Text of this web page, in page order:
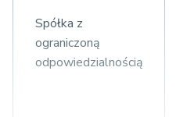
Spółka z
ograniczoną
odpowiedzialnością